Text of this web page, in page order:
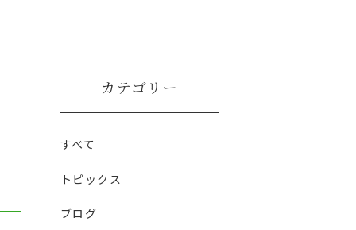
カテゴリー
すべて
トピックス
ブログ